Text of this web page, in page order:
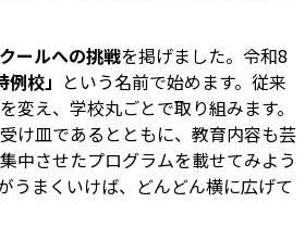
ールへの挑戦を掲げました。令和8
例校」 という名前で始めます。従来
変え、学校丸ごとで取り組みます。
け皿であるとともに、教育内容も芸
中させたプログラムを載せてみよう
うまくいけば、どんどん横に広げて